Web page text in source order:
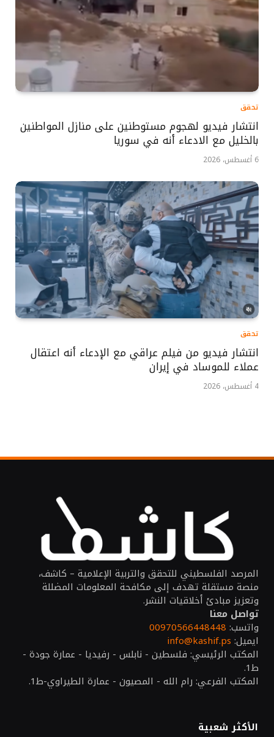
تحقق
انتشار فيديو لهجوم مستوطنين على منازل المواطنين
بالخليل مع الادعاء أنه في سوريا
6 أغسطس، 2026
تحقق
انتشار فيديو من فيلم عراقي مع الإدعاء أنه اعتقال
عملاء للموساد في إيران
4 أغسطس، 2026
المرصد الفلسطيني للتحقق والتربية الإعلامية – كاشف،
منصة مستقلة تهدف إلى مكافحة المعلومات المضللة
وتعزيز مبادئ أخلاقيات النشر.
تواصل معنا
واتسب: 00970566448448
ايميل: info@kashif.ps
المكتب الرئيسي: فلسطين - نابلس - رفيديا - عمارة جودة -
ط1.
المكتب الفرعي: رام الله - المصيون - عمارة الطيراوي-ط1.
الأكثر شعبية